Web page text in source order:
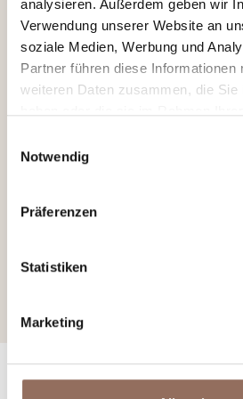
analysieren. Außerdem geben wir
Verwendung unserer Website an
soziale Medien, Werbung und
Partner führen diese Informationen
weiteren Daten zusammen, die Sie
Notwendig
Präferenzen
Statistiken
Marketing
zauberhafte Landschaften,